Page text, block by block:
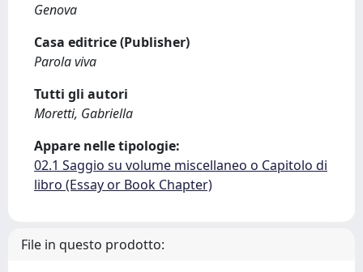
Genova
Casa editrice (Publisher)
Parola viva
Tutti gli autori
Moretti, Gabriella
Appare nelle tipologie:
02.1 Saggio su volume miscellaneo o Capitolo di
libro (Essay or Book Chapter)
File in questo prodotto: